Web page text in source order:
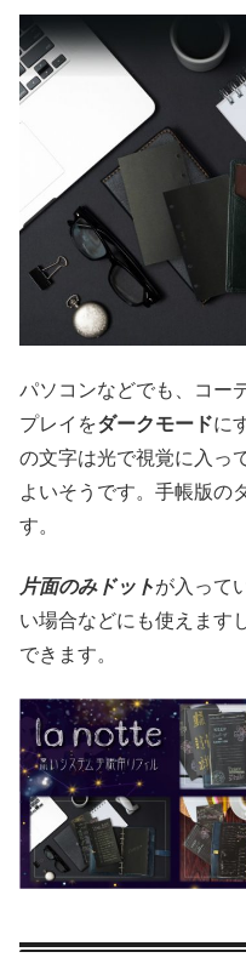
パソコンなどでも、コー
プレイをダークモードに
の文字は光で視覚に入っ
よいそうです。手帳版の
す。
片面のみドットが入って
い場合などにも使えます
できます。